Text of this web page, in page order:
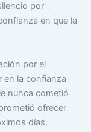
por
en que la
por el
en la confianza
nunca cometió
ofrecer
días.